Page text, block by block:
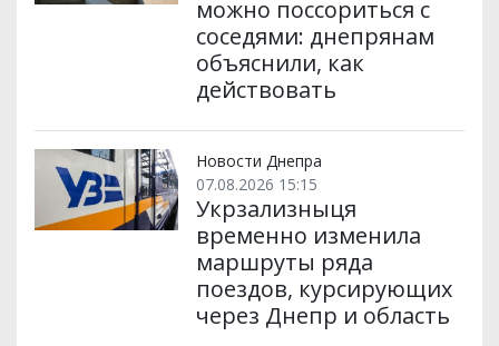
можно поссориться с
соседями: днепрянам
объяснили, как
действовать
Новости Днепра
07.08.2026 15:15
Укрзализныця
временно изменила
маршруты ряда
поездов, курсирующих
через Днепр и область